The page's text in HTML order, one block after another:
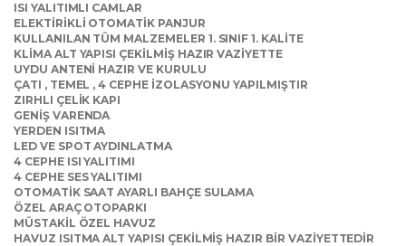
ISI YALITIMLI CAMLAR
ELEKTİRİKLİ OTOMATİK PANJUR
KULLANILAN TÜM MALZEMELER 1. SINIF 1. KALİTE
KLİMA ALT YAPISI ÇEKİLMİŞ HAZIR VAZİYETTE
UYDU ANTENİ HAZIR VE KURULU
ÇATI , TEMEL , 4 CEPHE İZOLASYONU YAPILMIŞTIR
ZIRHLI ÇELİK KAPI
GENİŞ VARENDA
YERDEN ISITMA
LED VE SPOT AYDINLATMA
4 CEPHE ISI YALITIMI
4 CEPHE SES YALITIMI
OTOMATİK SAAT AYARLI BAHÇE SULAMA
ÖZEL ARAÇ OTOPARKI
MÜSTAKİL ÖZEL HAVUZ
HAVUZ ISITMA ALT YAPISI ÇEKİLMİŞ HAZIR BİR VAZİYETTEDİR